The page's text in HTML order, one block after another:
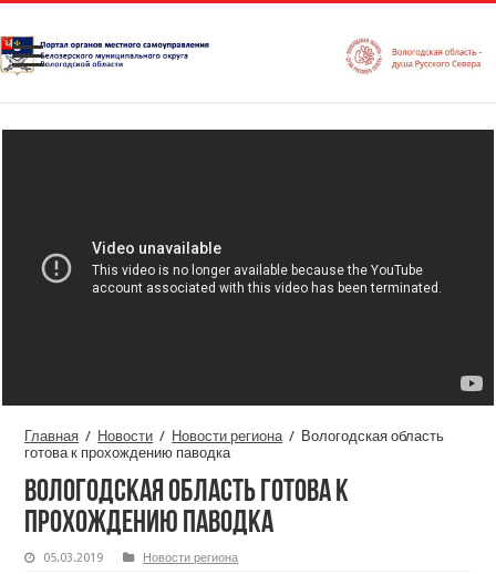
Главная / Новости / Новости региона / Вологодская область
готова к прохождению паводка
Вологодская область готова к
прохождению паводка
05.03.2019 Новости региона